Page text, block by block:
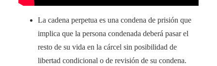
La cadena perpetua es una condena de prisión que
implica que la persona condenada deberá pasar el
resto de su vida en la cárcel sin posibilidad de
libertad condicional o de revisión de su condena.